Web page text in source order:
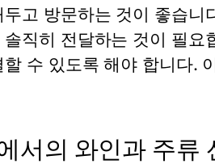
고 방문하는 것이 좋습
직히 전달하는 것이 필
수 있도록 해야 합니다.
서의 와인과 주류